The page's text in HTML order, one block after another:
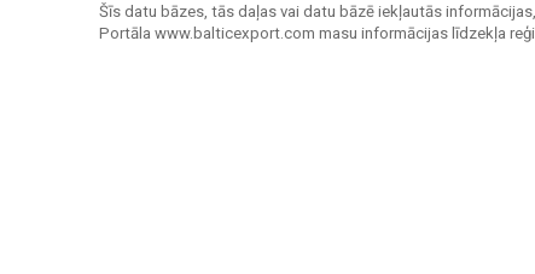
Šīs datu bāzes, tās daļas vai datu bāzē iekļautās
Portāla www.balticexport.com masu informācijas līdzekļa